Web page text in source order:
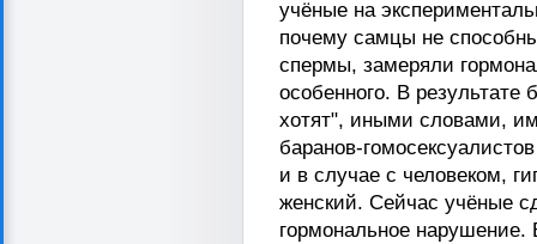
учёные на
почему самцы не
спермы, замеряли
особенного. В
хотят", иными словами,
баранов-
и в случае с человеком,
женский. Сейчас учёные
гормональное нарушение.